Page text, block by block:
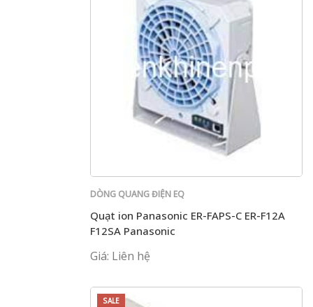
DÒNG QUANG ĐIỆN EQ
Quạt ion Panasonic ER-FAPS-C ER-F12A
F12SA Panasonic
Giá: Liên hệ
SALE